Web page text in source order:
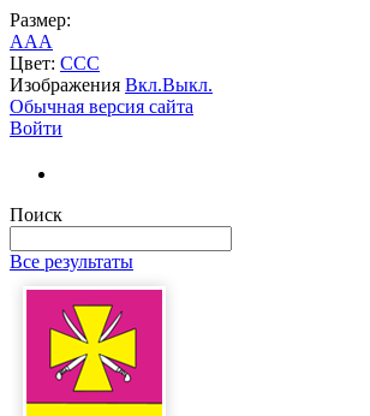
Размер:
AAA
Цвет: CCC
Изображения Вкл.Выкл.
Обычная версия сайта
Войти
Поиск
Все результаты